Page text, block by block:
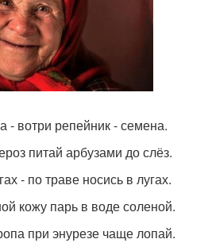
- вотри репейник - семена.
питай арбузами до слёз.
- по траве носись в лугах.
кожу парь в воде соленой.
при энурезе чаще лопай.